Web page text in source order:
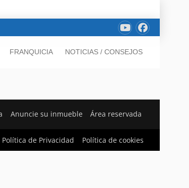
FRANQUICIA NOTICIAS / CONSEJOS
Anuncie su inmueble Área reservada
Política de Privacidad Política de cookies